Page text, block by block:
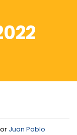
Juan Pablo